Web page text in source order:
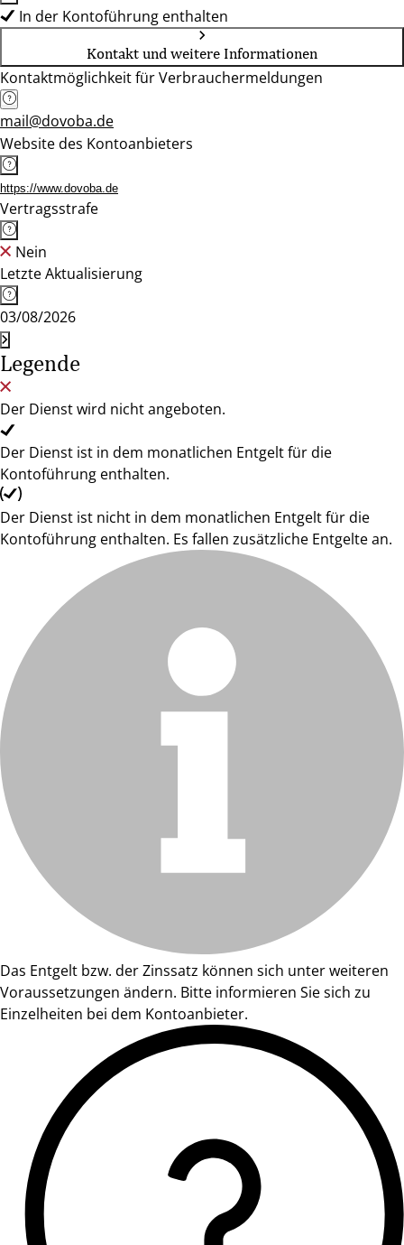
In der Kontoführung enthalten
Kontakt und weitere Informationen
Kontaktmöglichkeit für Verbrauchermeldungen
mail@dovoba.de
Website des Kontoanbieters
https://www.dovoba.de
Vertragsstrafe
Nein
Letzte Aktualisierung
03/08/2026
Legende
Der Dienst wird nicht angeboten.
Der Dienst ist in dem monatlichen Entgelt für die
Kontoführung enthalten.
Der Dienst ist nicht in dem monatlichen Entgelt für die
Kontoführung enthalten. Es fallen zusätzliche Entgelte an.
Das Entgelt bzw. der Zinssatz können sich unter weiteren
Voraussetzungen ändern. Bitte informieren Sie sich zu
Einzelheiten bei dem Kontoanbieter.